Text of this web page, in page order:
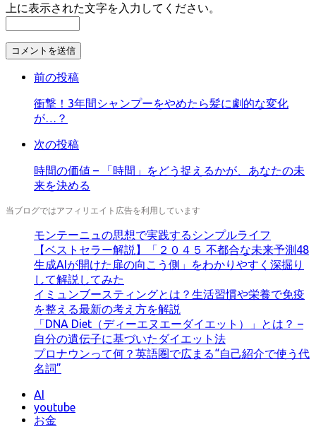
上に表示された文字を入力してください。
コ
メ
す
前の投稿
衝撃！3年間シャンプーをやめたら髪に劇的な変化
が…？
次の投稿
時間の価値 – 「時間」をどう捉えるかが、あなたの未
来を決める
当ブログではアフィリエイト広告を利用しています
モンテーニュの思想で実践するシンプルライフ
【ベストセラー解説】「２０４５ 不都合な未来予測48
生成AIが開けた扉の向こう側」をわかりやすく深掘り
して解説してみた
イミュンブースティングとは？生活習慣や栄養で免疫
を整える最新の考え方を解説
「DNA Diet（ディーエヌエーダイエット）」とは？ –
自分の遺伝子に基づいたダイエット法
プロナウンって何？英語圏で広まる“自己紹介で使う代
名詞”
AI
youtube
お金